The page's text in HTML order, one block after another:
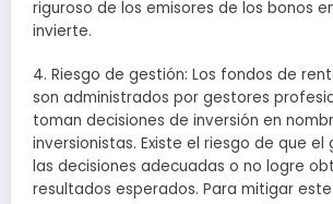
riguroso de los emisores de los bonos
invierte.
4. Riesgo de gestión: Los fondos de
son administrados por gestores
toman decisiones de inversión en
inversionistas. Existe el riesgo de que
las decisiones adecuadas o no logre
resultados esperados. Para mitigar